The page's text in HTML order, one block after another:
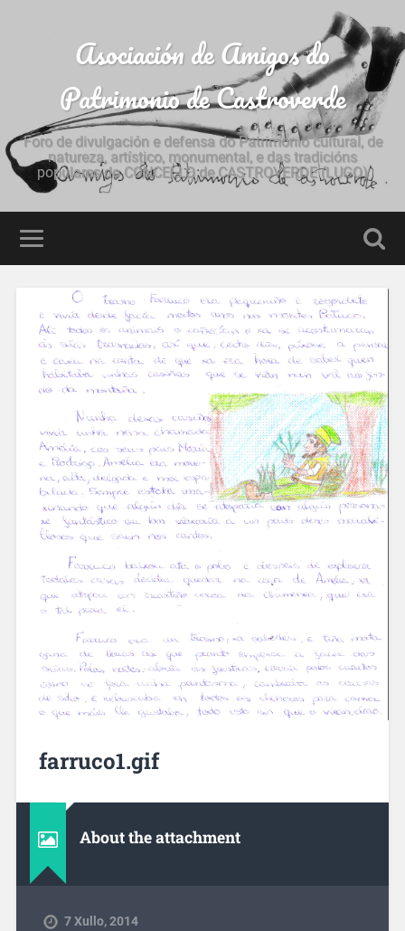
Asociación de Amigos do
Patrimonio de Castroverde
Foro de divulgación e defensa do Patrimonio cultural, de
natureza, artístico, monumental, e das tradicións
populares do CONCELLO de CASTROVERDE (LUGO)
farruco1.gif
About the attachment
7 Xullo, 2014